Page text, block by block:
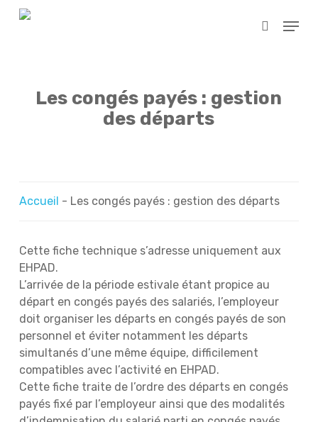
Skip
search
Menu
Les congés payés : gestion
des départs
Accueil - Les congés payés : gestion des départs
Cette fiche technique s’adresse uniquement aux
EHPAD.
L’arrivée de la période estivale étant propice au
départ en congés payés des salariés, l’employeur
doit organiser les départs en congés payés de son
personnel et éviter notamment les départs
simultanés d’une même équipe, difficilement
compatibles avec l’activité en EHPAD.
Cette fiche traite de l’ordre des départs en congés
payés fixé par l’employeur ainsi que des modalités